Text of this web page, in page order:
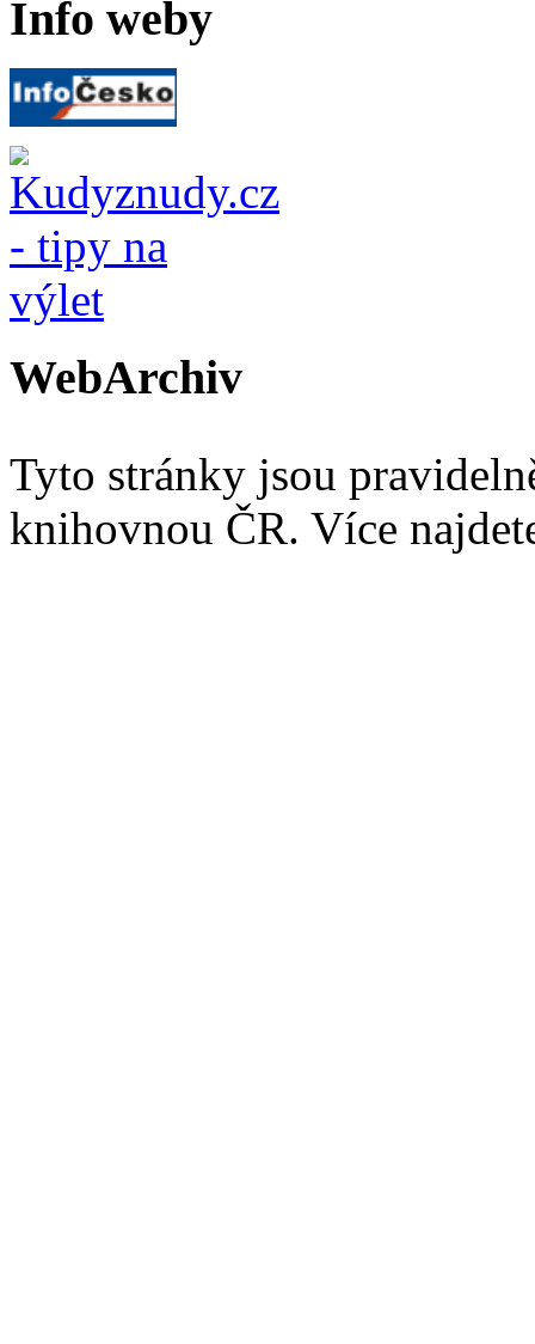
Info weby
WebArchiv
Tyto stránky jsou
knihovnou ČR. Více